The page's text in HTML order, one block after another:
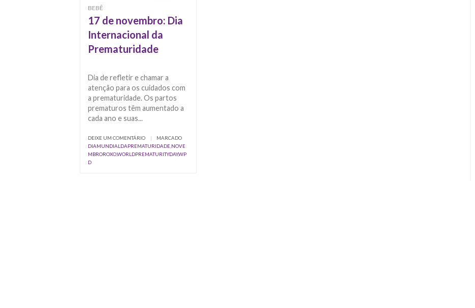
BEBÊ
17 de novembro: Dia
Internacional da
Prematuridade
Dia de refletir e chamar a
atenção para os cuidados com
a prematuridade. Os partos
prematuros têm aumentado a
cada ano e suas...
DEIXE UM COMENTÁRIO |
MARCADO
DIAMUNDIALDAPREMATURIDADE NOVE
MBROROXOWORLDPREMATURITYDAY,WP
D